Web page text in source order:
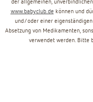
der allgemeinen,
www.babyclub.de können und
und/oder einer eigenständigen
Absetzung von Medikamenten,
verwendet werden. Bitte